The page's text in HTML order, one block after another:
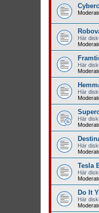
Här
Här
Här
Här
Här
Tesla
Här
Do It
Här